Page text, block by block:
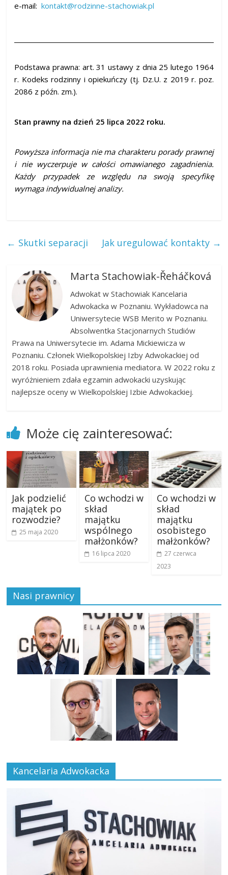
e-mail:kontakt@rodzinne-stachowiak.pl
Podstawa prawna: art. 31 ustawy z dnia 25 lutego 1964
r. Kodeks rodzinny i opiekuńczy (tj. Dz.U. z 2019 r. poz.
2086 z późn. zm.).
Stan prawny na dzień 25 lipca 2022 roku.
Powyższa informacja nie ma charakteru porady prawnej
i nie wyczerpuje w całości omawianego zagadnienia.
Każdy przypadek ze względu na swoją specyfikę
wymaga indywidualnej analizy.
← Skutki separacji Jak uregulować kontakty →
Marta Stachowiak-­Řeháčková
Adwokat w Stachowiak Kancelaria
Adwokacka w Poznaniu. Wykładowca na
Uniwersytecie WSB Merito w Poznaniu.
Absolwentka Stacjonarnych Studiów
Prawa na Uniwersytecie im. Adama Mickiewicza w
Poznaniu. Członek Wielkopolskiej Izby Adwokackiej od
2018 roku. Posiada uprawnienia mediatora. W 2022 roku z
wyróżnieniem zdała egzamin adwokacki uzyskując
najlepsze oceny w Wielkopolskiej Izbie Adwokackiej.
Może cię zainteresować:
Jak podzielić
majątek po
rozwodzie?
25 maja 2020
Co wchodzi w
skład
majątku
wspólnego
małżonków?
16 lipca 2020
Co wchodzi w
skład
majątku
osobistego
małżonków?
27 czerwca
2023
Nasi prawnicy
Kancelaria Adwokacka